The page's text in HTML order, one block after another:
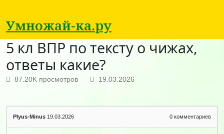
Умножай-ка.ру
5 кл ВПР по тексту о чижах,
ответы какие?
87.20K просмотров 19.03.2026
Plyus-Minus 19.03.2026 0 комментариев